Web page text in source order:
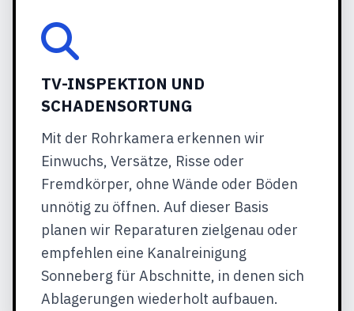
TV-INSPEKTION UND
SCHADENSORTUNG
Mit der Rohrkamera erkennen wir
Einwuchs, Versätze, Risse oder
Fremdkörper, ohne Wände oder Böden
unnötig zu öffnen. Auf dieser Basis
planen wir Reparaturen zielgenau oder
empfehlen eine Kanalreinigung
Sonneberg für Abschnitte, in denen sich
Ablagerungen wiederholt aufbauen.